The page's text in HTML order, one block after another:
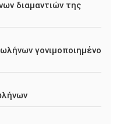
διαμαντιών της
γονιμοποιημένο